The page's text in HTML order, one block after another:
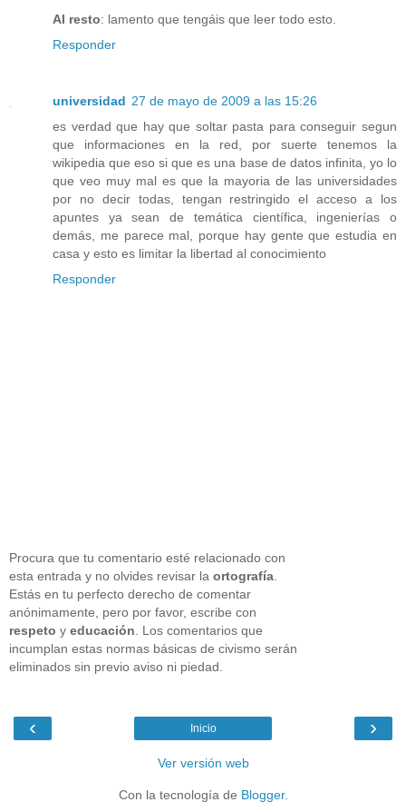
Al resto: lamento que tengáis que leer todo esto.
Responder
universidad 27 de mayo de 2009 a las 15:26
es verdad que hay que soltar pasta para conseguir segun
que informaciones en la red, por suerte tenemos la
wikipedia que eso si que es una base de datos infinita, yo lo
que veo muy mal es que la mayoria de las universidades
por no decir todas, tengan restringido el acceso a los
apuntes ya sean de temática científica, ingenierías o
demás, me parece mal, porque hay gente que estudia en
casa y esto es limitar la libertad al conocimiento
Responder
Procura que tu comentario esté relacionado con
esta entrada y no olvides revisar la ortografía.
Estás en tu perfecto derecho de comentar
anónimamente, pero por favor, escribe con
respeto y educación. Los comentarios que
incumplan estas normas básicas de civismo serán
eliminados sin previo aviso ni piedad.
‹ ›
Inicio
Ver versión web
Con la tecnología de Blogger.